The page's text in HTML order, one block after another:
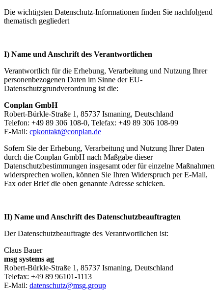
Die wichtigsten Datenschutz-​Informationen finden Sie nachfolgend
thematisch gegliedert
I) Name und Anschrift des Verantwortlichen
Verantwortlich für die Erhebung, Verarbeitung und Nutzung Ihrer
personenbezogenen Daten im Sinne der EU-​
Datenschutzgrundverordnung ist die:
Conplan GmbH
Robert-​Bürkle-Straße 1, 85737 Ismaning, Deutschland
Telefon: +49 89 306 108-0, Telefax: +49 89 306 108-99
E-Mail: cpkontakt@conplan.de
Sofern Sie der Erhebung, Verarbeitung und Nutzung Ihrer Daten
durch die Conplan GmbH nach Maßgabe dieser
Datenschutzbestimmungen insgesamt oder für einzelne Maßnahmen
widersprechen wollen, können Sie Ihren Widerspruch per E-Mail,
Fax oder Brief die oben genannte Adresse schicken.
II) Name und Anschrift des Datenschutzbeauftragten
Der Datenschutzbeauftragte des Verantwortlichen ist:
Claus Bauer
msg systems ag
Robert-​Bürkle-Straße 1, 85737 Ismaning, Deutschland
Telefax: +49 89 96101-1113
E-Mail: datenschutz@msg.group